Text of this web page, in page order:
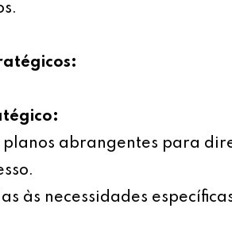
planos abrangentes para
às necessidades